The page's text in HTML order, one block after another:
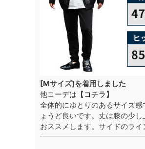
[Mサイズ]を着用しました
他コーデは 【コチラ】
全体的にゆとりのあるサイズ
ょうど良いです。丈は膝の少
おススメします。サイドのラ